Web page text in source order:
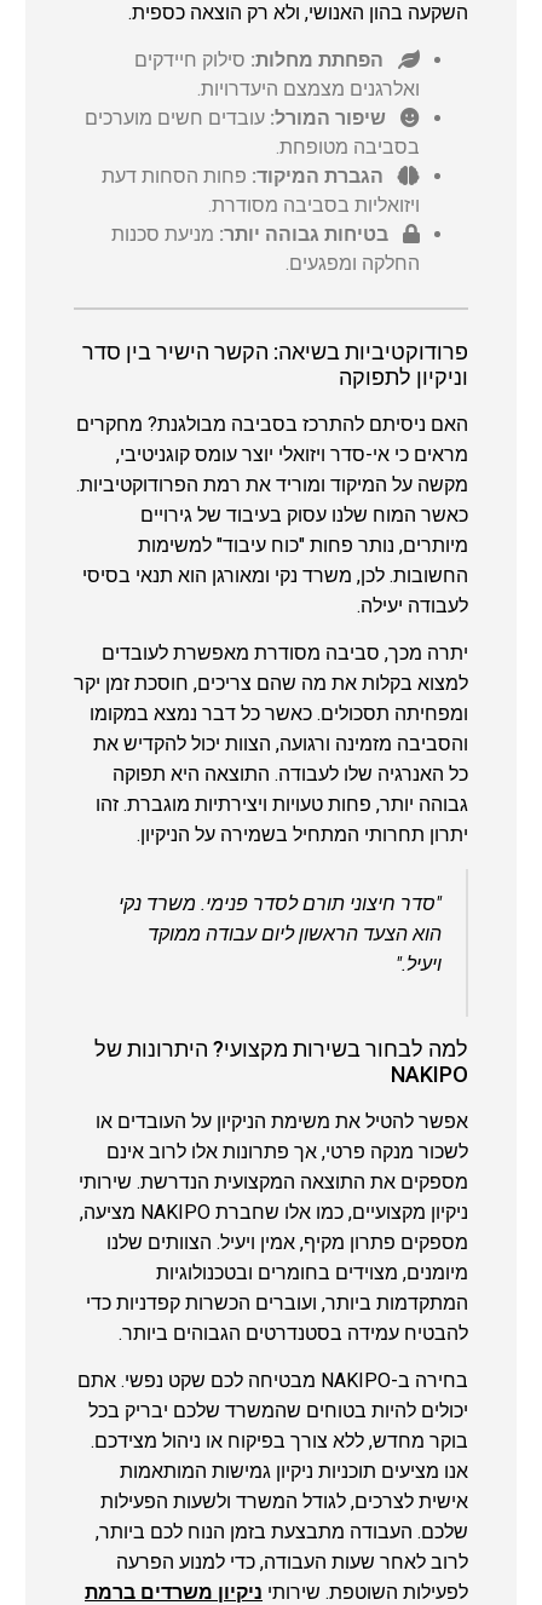
השקעה בהון האנושי, ולא רק הוצאה כספית.
הפחתת מחלות: סילוק חיידקים
ואלרגנים מצמצם היעדרויות.
שיפור המורל: עובדים חשים מוערכים
בסביבה מטופחת.
הגברת המיקוד: פחות הסחות דעת
ויזואליות בסביבה מסודרת.
בטיחות גבוהה יותר: מניעת סכנות
החלקה ומפגעים.
פרודוקטיביות בשיאה: הקשר הישיר בין סדר
וניקיון לתפוקה
האם ניסיתם להתרכז בסביבה מבולגנת? מחקרים
מראים כי אי-סדר ויזואלי יוצר עומס קוגניטיבי,
מקשה על המיקוד ומוריד את רמת הפרודוקטיביות.
כאשר המוח שלנו עסוק בעיבוד של גירויים
מיותרים, נותר פחות "כוח עיבוד" למשימות
החשובות. לכן, משרד נקי ומאורגן הוא תנאי בסיסי
לעבודה יעילה.
יתרה מכך, סביבה מסודרת מאפשרת לעובדים
למצוא בקלות את מה שהם צריכים, חוסכת זמן יקר
ומפחיתה תסכולים. כאשר כל דבר נמצא במקומו
והסביבה מזמינה ורגועה, הצוות יכול להקדיש את
כל האנרגיה שלו לעבודה. התוצאה היא תפוקה
גבוהה יותר, פחות טעויות ויצירתיות מוגברת. זהו
יתרון תחרותי המתחיל בשמירה על הניקיון.
"סדר חיצוני תורם לסדר פנימי. משרד נקי
הוא הצעד הראשון ליום עבודה ממוקד
ויעיל."
למה לבחור בשירות מקצועי? היתרונות של
NAKIPO
אפשר להטיל את משימת הניקיון על העובדים או
לשכור מנקה פרטי, אך פתרונות אלו לרוב אינם
מספקים את התוצאה המקצועית הנדרשת. שירותי
ניקיון מקצועיים, כמו אלו שחברת NAKIPO מציעה,
מספקים פתרון מקיף, אמין ויעיל. הצוותים שלנו
מיומנים, מצוידים בחומרים ובטכנולוגיות
המתקדמות ביותר, ועוברים הכשרות קפדניות כדי
להבטיח עמידה בסטנדרטים הגבוהים ביותר.
בחירה ב-NAKIPO מבטיחה לכם שקט נפשי. אתם
יכולים להיות בטוחים שהמשרד שלכם יבריק בכל
בוקר מחדש, ללא צורך בפיקוח או ניהול מצידכם.
אנו מציעים תוכניות ניקיון גמישות המותאמות
אישית לצרכים, לגודל המשרד ולשעות הפעילות
שלכם. העבודה מתבצעת בזמן הנוח לכם ביותר,
לרוב לאחר שעות העבודה, כדי למנוע הפרעה
לפעילות השוטפת. שירותי ניקיון משרדים ברמת